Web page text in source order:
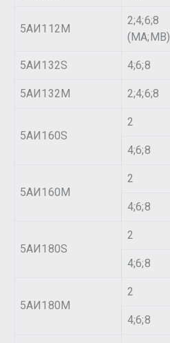
5АИ112М
2;4;6;8
(МА;МВ)
5АИ132S 4;6;8
5АИ132М 2;4;6;8
5АИ160S
2
4;6;8
5АИ160М
2
4;6;8
5АИ180S
2
4;6;8
5АИ180М
2
4;6;8